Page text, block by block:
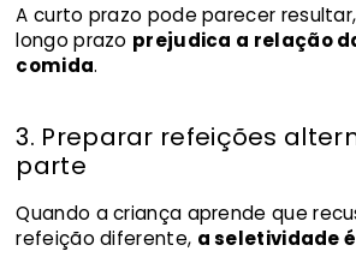
A curto prazo pode parecer
longo prazo prejudica a relação
comida.
3. Preparar refeições
parte
Quando a criança aprende que
refeição diferente, a seletividade